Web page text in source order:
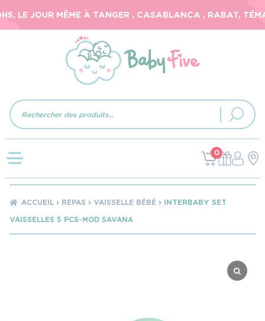
JOUR MÊME À TANGER , CASABLANCA , RABAT,
Recherche
de
produits
0
ACCUEIL REPAS VAISSELLE BÉBÉ
INTERBABY SET
VAISSELLES 5 PCS-MOD SAVANA